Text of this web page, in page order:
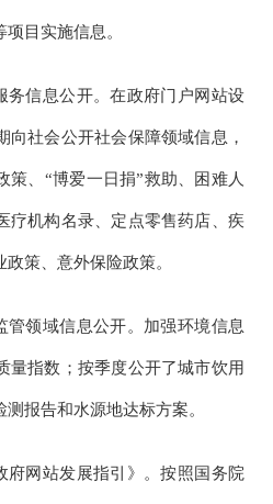
目实施信息。
务信息公开。在政府门户网站设
向社会公开社会保障领域信息，
策、“博爱一日捐”救助、困难人
疗机构名录、定点零售药店、疾
策、意外保险政策。
领域信息公开。 加强环境信息
量指数；按季度公开了城市饮用
报告和水源地达标方案。
府网站发展指引》。按照国务院